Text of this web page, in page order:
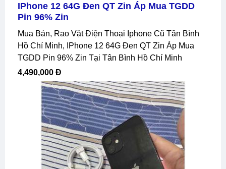
IPhone 12 64G Đen QT Zin Áp Mua TGDD
Pin 96% Zin
Mua Bán, Rao Vặt Điện Thoại Iphone Cũ Tân Bình
Hồ Chí Minh, IPhone 12 64G Đen QT Zin Áp Mua
TGDD Pin 96% Zin Tại Tân Bình Hồ Chí Minh
4,490,000 Đ